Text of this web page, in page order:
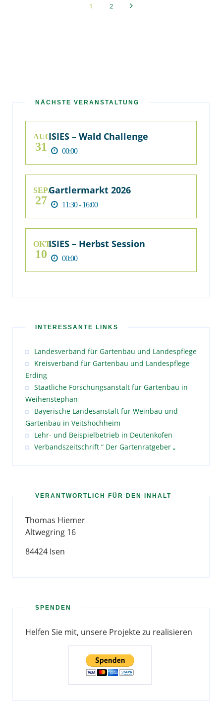
1 2
NÄCHSTE VERANSTALTUNG
AUG.
31
ISIES – Wald Challenge
00:00
SEP.
27
Gartlermarkt 2026
11:30 - 16:00
OKT.
10
ISIES – Herbst Session
00:00
INTERESSANTE LINKS
Landesverband für Gartenbau und Landespflege
Kreisverband für Gartenbau und Landespflege
Erding
Staatliche Forschungsanstalt für Gartenbau in
Weihenstephan
Bayerische Landesanstalt für Weinbau und
Gartenbau in Veitshöchheim
Lehr- und Beispielbetrieb in Deutenkofen
Verbandszeitschrift “ Der Gartenratgeber „
VERANTWORTLICH FÜR DEN INHALT
Thomas Hiemer
Altwegring 16
84424 Isen
SPENDEN
Helfen Sie mit, unsere Projekte zu realisieren